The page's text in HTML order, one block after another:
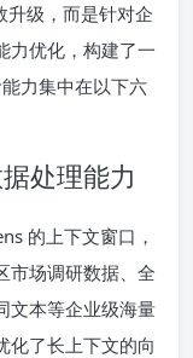
升级，而是针对企
力优化，构建了一
力集中在以下六
处理能力
的上下文窗口，
市场调研数据、全
文本等企业级海量
化了长上下文的向